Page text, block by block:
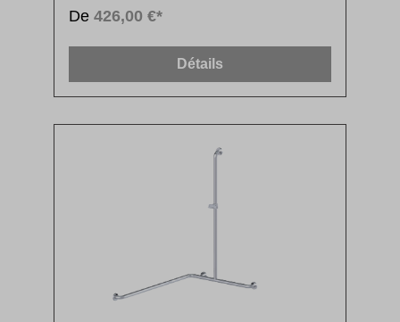
De 426,00 €*
Détails